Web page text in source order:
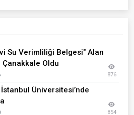
Su Verimliliği Belgesi" Alan
Oldu
876
Üniversitesi’nde
854